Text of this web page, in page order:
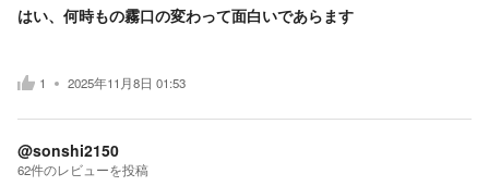
はい、何時もの霧口の変わって面白いであらます
1 2025年11月8日 01:53
@sonshi2150
62件のレビューを投稿